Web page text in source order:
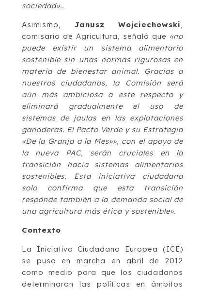
sociedad»..
Asimismo, Janusz Wojciechowski,
comisario de Agricultura, señaló que «no
puede existir un sistema alimentario
sostenible sin unas normas rigurosas en
materia de bienestar animal. Gracias a
nuestros ciudadanos, la Comisión será
aún más ambiciosa a este respecto y
eliminará gradualmente el uso de
sistemas de jaulas en las explotaciones
ganaderas. El Pacto Verde y su Estrategia
«De la Granja a la Mes»», con el apoyo de
la nueva PAC, serán cruciales en la
transición hacia sistemas alimentarios
sostenibles. Esta iniciativa ciudadana
solo confirma que esta transición
responde también a la demanda social de
una agricultura más ética y sostenible».
Contexto
La Iniciativa Ciudadana Europea (ICE)
se puso en marcha en abril de 2012
como medio para que los ciudadanos
determinaran las políticas en ámbitos